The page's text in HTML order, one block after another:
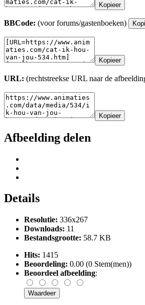
Kopieer
BBCode: (voor forums/gastenboeken)
Kopieer
URL: (rechtstreekse URL naar de
Kopieer
Afbeelding delen
Details
Resolutie: 336x267
Downloads: 11
Bestandsgrootte: 58.7 KB
Hits: 1415
Beoordeling: 0.00 (0 Stem(men))
Beoordeel afbeelding: